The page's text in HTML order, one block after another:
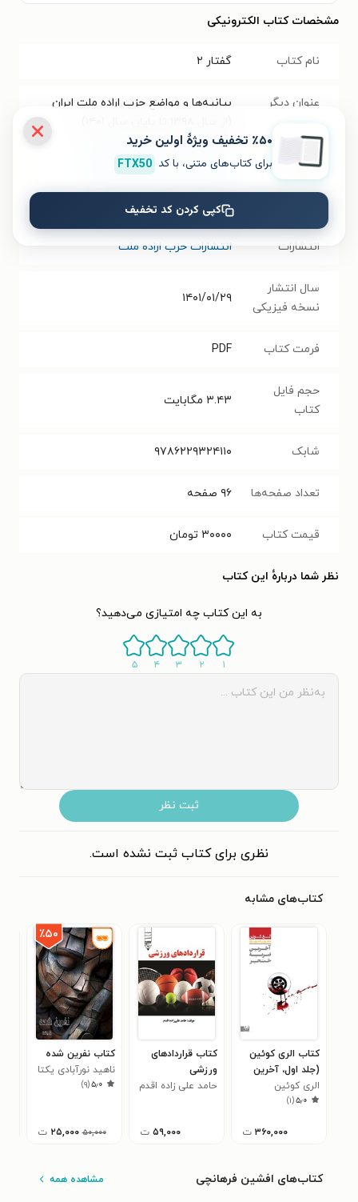
مشخصات کتاب الکترونیکی
نام کتاب گفتار ۲
عنوان دیگر
بیانیه‌ها و مواضع حزب اراده ملت ایران
موضوع علوم سیاسی و روابط بین‌الملل
افشین فرهانچی،زهره رحیمی
انتشارات انتشارات حزب اراده ملت
سال انتشار
نسخه فیزیکی
۱۴۰۱/۰۱/۲۹
فرمت کتاب PDF
حجم فایل
کتاب
۳.۴۳ مگابایت
شابک ۹۷۸۶۲۲۹۳۲۴۱۱۰
تعداد صفحه‌ها ۹۶ صفحه
قیمت کتاب ۳۰۰۰۰ تومان
نظر شما دربارهٔ این کتاب
به این کتاب چه امتیازی می‌دهید؟
۱ ۲ ۳ ۴ ۵
ثبت نظر
نظری برای کتاب ثبت نشده است.
کتاب‌های مشابه
کتاب الری کوئین
(جلد اول، آخرین
ضربه خنجر)
الری کوئین
۵٫۰(۱)
۳۶۰,۰۰۰ ت
کتاب قراردادهای
ورزشی
حامد علی زاده اقدم
۵۹,۰۰۰ ت
٪۵۰
کتاب نفرین شده
ناهید نورآبادی یکتا
۵٫۰(۹)
۵۰,۰۰۰ ۲۵,۰۰۰ ت
کتاب‌های افشین فرهانچی مشاهده همه
٪۵۰ تخفیف ویژۀ اولین خرید
برای کتاب‌های متنی، با کد FTX50
کپی کردن کد تخفیف